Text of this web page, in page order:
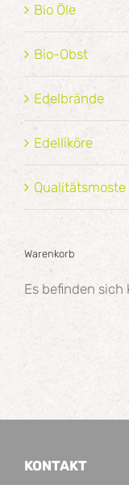
Bio Öle
Bio-Obst
Edelbrände
Edelliköre
Qualitätsmoste
Warenkorb
Es befinden sich
KONTAKT